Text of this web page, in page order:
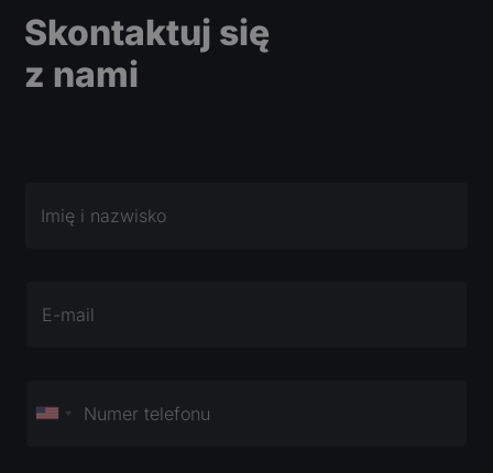
Skontaktuj się
z nami